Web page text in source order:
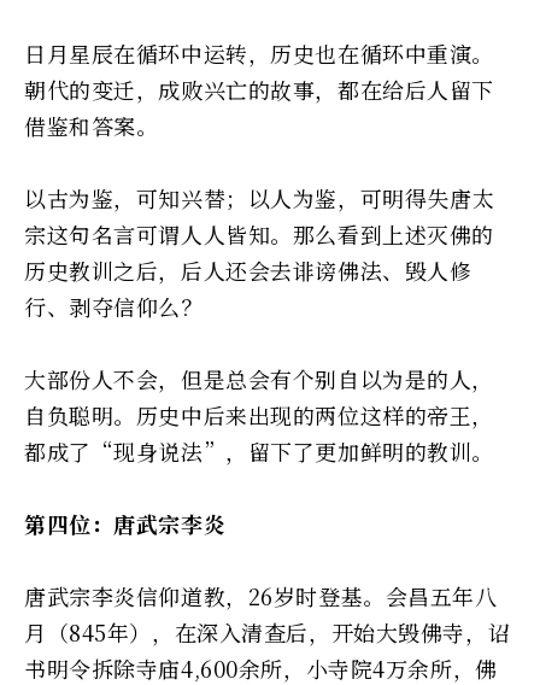
日月星辰在循环中运转，历史也在循环中重演。
朝代的变迁，成败兴亡的故事，都在给后人留下
借鉴和答案。
以古为鉴，可知兴替；以人为鉴，可明得失――唐太
宗这句名言可谓人人皆知。那么看到上述灭佛的
历史教训之后，后人还会去诽谤佛法、毁人修
行、剥夺信仰么？
大部份人不会，但是总会有个别自以为是的人，
自负聪明。历史中后来出现的两位这样的帝王，
都成了“现身说法”，留下了更加鲜明的教训。
第四位：唐武宗李炎
唐武宗李炎信仰道教，26岁时登基。会昌五年八
月（845年），在深入清查后，开始大毁佛寺，诏
书明令拆除寺庙4,600余所，小寺院4万余所，佛